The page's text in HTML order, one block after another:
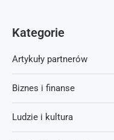
Kategorie
Artykuły partnerów
Biznes i finanse
Ludzie i kultura